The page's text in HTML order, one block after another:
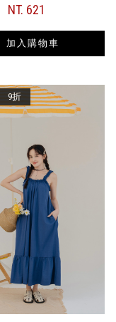
NT. 621
加入購物車
9折